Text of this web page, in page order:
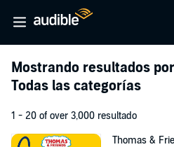
Mostrando resultados
Todas las categorías
1 - 20 of over 3,000 resultado
Thomas &